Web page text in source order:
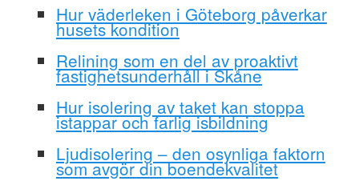
Hur väderleken i Göteborg påverkar
husets kondition
Relining som en del av proaktivt
fastighetsunderhåll i Skåne
Hur isolering av taket kan stoppa
istappar och farlig isbildning
Ljudisolering – den osynliga faktorn
som avgör din boendekvalitet